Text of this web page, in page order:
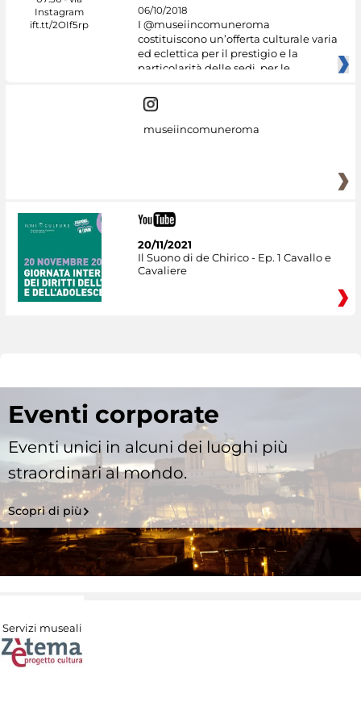
06/10/2018
I @museiincomuneroma
costituiscono un’offerta culturale varia
ed eclettica per il prestigio e la
particolarità delle sedi, per le
museiincomuneroma
20/11/2021
Il Suono di de Chirico - Ep. 1 Cavallo e
Cavaliere
Eventi corporate
Eventi unici in alcuni dei luoghi più
straordinari al mondo.
Scopri di più
Servizi museali